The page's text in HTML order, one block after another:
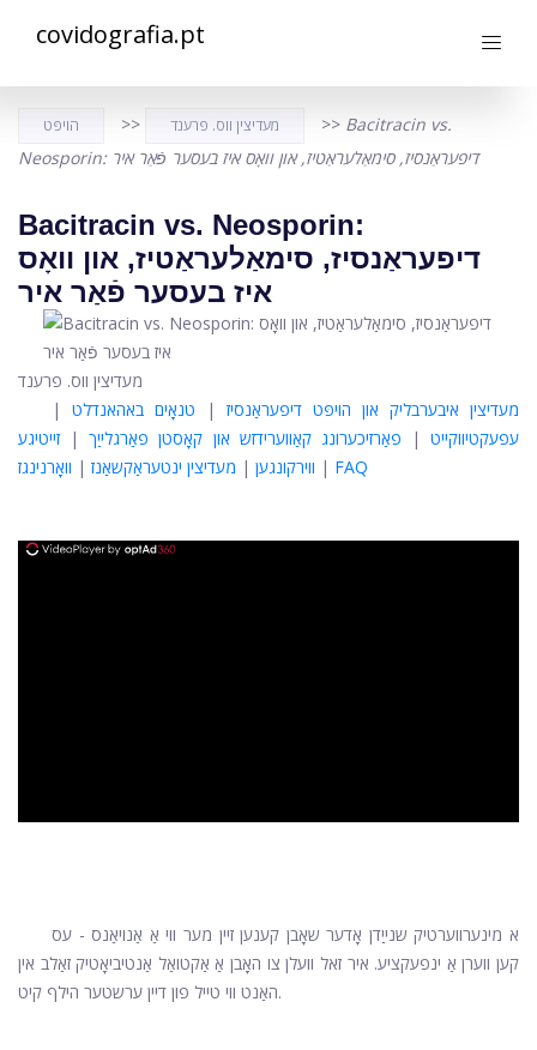
covidografia.pt
הויפּט >> מעדיצין ווס. פרענד >> Bacitracin vs.
Neosporin: דיפעראַנסיז, סימאַלעראַטיז, און וואָס איז בעסער פֿאַר איר
Bacitracin vs. Neosporin:
דיפעראַנסיז, סימאַלעראַטיז, און וואָס
איז בעסער פֿאַר איר
מעדיצין ווס. פרענד
מעדיצין איבערבליק און הויפּט דיפעראַנסיז | טנאָים באהאנדלט |
עפעקטיווקייט | פאַרזיכערונג קאַווערידזש און קאָסטן פאַרגלייַך| זייטיגע
ווירקונגען | מעדיצין ינטעראַקשאַנז | וואָרנינגז | FAQ
א מינערווערטיק שנייַדן אָדער שאָבן קענען זיין מער ווי אַ אַנויאַנס - עס
קען ווערן אַ ינפעקציע. איר זאל וועלן צו האָבן אַ אַקטואַל אַנטיביאָטיק זאַלב אין
האַנט ווי טייל פון דיין ערשטער הילף קיט.